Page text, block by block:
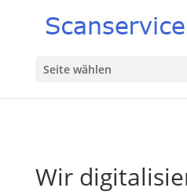
Seite wählen
Wir